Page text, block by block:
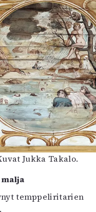
Jukka Takalo.
malja
temppeliritarien